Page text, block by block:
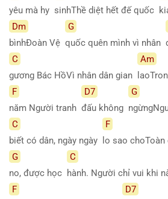
yêu mà hy sinhThề diệt hết đế quốc
Dm
bìnhĐoàn Vệ
G
quốc quên mình vì nhân
C
gương Bác HồVì nhân dân gian
Am
F
năm Người tranh
D7
đấu không
G
C
biết có dân, ngày ngày
F
lo sao choToàn
G
no, được học
C
hành. Người chỉ vui khi
F
D7